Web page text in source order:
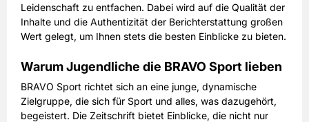
Leidenschaft zu entfachen. Dabei wird auf die Qualität der
Inhalte und die Authentizität der Berichterstattung großen
Wert gelegt, um Ihnen stets die besten Einblicke zu bieten.
Warum Jugendliche die BRAVO Sport lieben
BRAVO Sport richtet sich an eine junge, dynamische
Zielgruppe, die sich für Sport und alles, was dazugehört,
begeistert. Die Zeitschrift bietet Einblicke, die nicht nur